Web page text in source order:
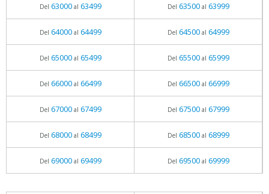
Del 63000al 63499 Del 63500al 63999
Del 64000al 64499 Del 64500al 64999
Del 65000al 65499 Del 65500al 65999
Del 66000al 66499 Del 66500al 66999
Del 67000al 67499 Del 67500al 67999
Del 68000al 68499 Del 68500al 68999
Del 69000al 69499 Del 69500al 69999